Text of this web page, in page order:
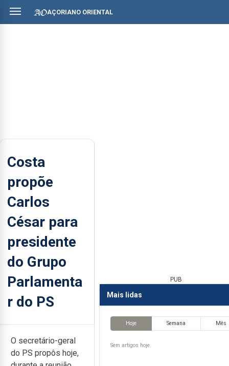
AÇORIANO ORIENTAL
Costa
propõe
Carlos
César para
presidente
do Grupo
Parlamenta
r do PS
O secretário-geral
do PS propôs hoje,
PUB
Mais lidas
Hoje Semana Mês
Sem artigos hoje.